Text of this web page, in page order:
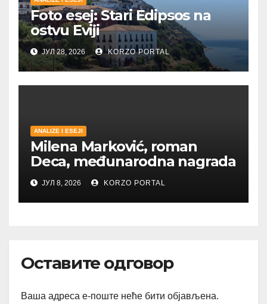
Foto esej: Stari Edipsos na
ostvu Eviji
ЈУЛ 28, 2026 KORZO PORTAL
ANALIZE I ESEJI
Milena Marković, roman
Deca, međunarodna nagrada
ЈУЛ 8, 2026 KORZO PORTAL
Оставите одговор
Ваша адреса е-поште неће бити објављена.